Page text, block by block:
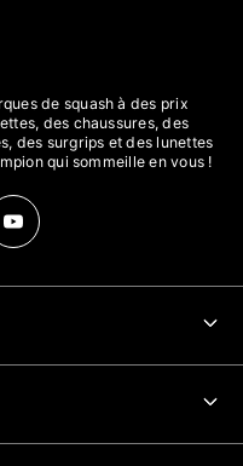
de squash à des prix
des chaussures, des
des surgrips et des lunettes
qui sommeille en vous !